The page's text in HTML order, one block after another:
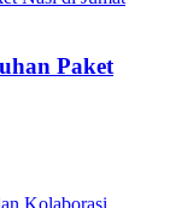
Paket